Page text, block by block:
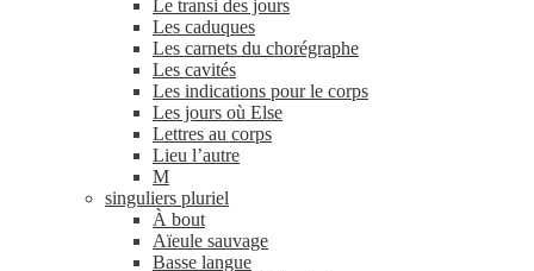
Le transi des jours
Les caduques
Les carnets du chorégraphe
Les cavités
Les indications pour le corps
Les jours où Else
Lettres au corps
Lieu l’autre
M
singuliers pluriel
À bout
Aïeule sauvage
Basse langue